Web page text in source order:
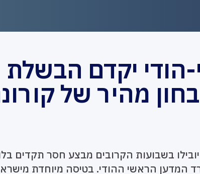
יקדם הבשלת
מהיר של
בשבועות הקרובים מבצע חסר תקדים
המדען הראשי ההודי. בטיסה מיוחדת